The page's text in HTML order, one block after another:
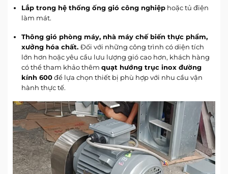
Lắp trong hệ thống ống gió công nghiệphoặc tủ điện
làm mát.
Thông gió phòng máy, nhà máy chế biến thực phẩm,
xưởng hóa chất. Đối với những công trình có diện tích
lớn hơn hoặc yêu cầu lưu lượng gió cao hơn, khách hàng
có thể tham khảo thêm quạt hướng trục inox đường
kính 600để lựa chọn thiết bị phù hợp với nhu cầu vận
hành thực tế.